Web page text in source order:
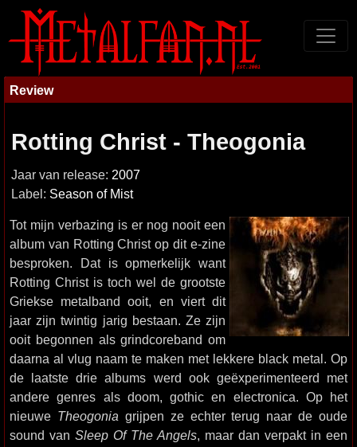
Review
Rotting Christ - Theogonia
Jaar van release: 2007
Label: Season of Mist
Tot mijn verbazing is er nog nooit een
album van Rotting Christ op dit e-zine
besproken. Dat is opmerkelijk want
Rotting Christ is toch wel de grootste
Griekse metalband ooit, en viert dit
jaar zijn twintig jarig bestaan. Ze zijn
ooit begonnen als grindcoreband om
daarna al vlug naam te maken met lekkere black metal. Op
de laatste drie albums werd ook geëxperimenteerd met
andere genres als doom, gothic en electronica. Op het
nieuwe Theogonia grijpen ze echter terug naar de oude
sound van Sleep Of The Angels, maar dan verpakt in een